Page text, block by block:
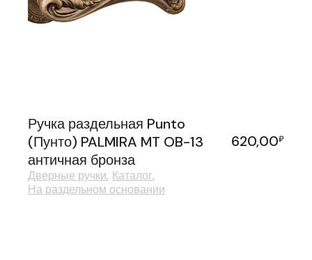
Ручка раздельная Punto
(Пунто) PALMIRA MT OB-13
античная бронза
620,00₽
Дверные ручки Каталог
На раздельном основании